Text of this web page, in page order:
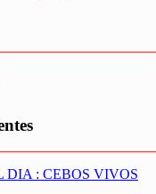
DIA : CEBOS VIVOS